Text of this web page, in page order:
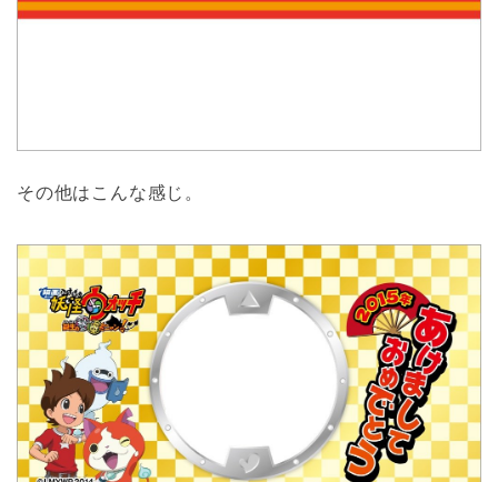
その他はこんな感じ。